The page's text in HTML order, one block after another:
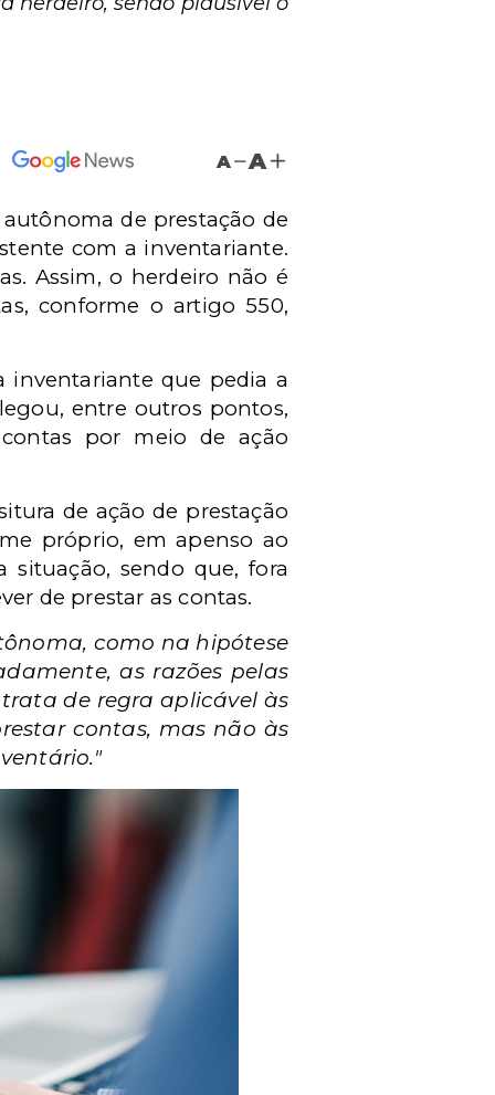
A A
de prestação de
com a inventariante.
Assim, o herdeiro não é
conforme o artigo 550,
inventariante que pedia a
entre outros pontos,
por meio de ação
de ação de prestação
próprio, em apenso ao
situação, sendo que, fora
de prestar as contas.
como na hipótese
as razões pelas
de regra aplicável às
contas, mas não às